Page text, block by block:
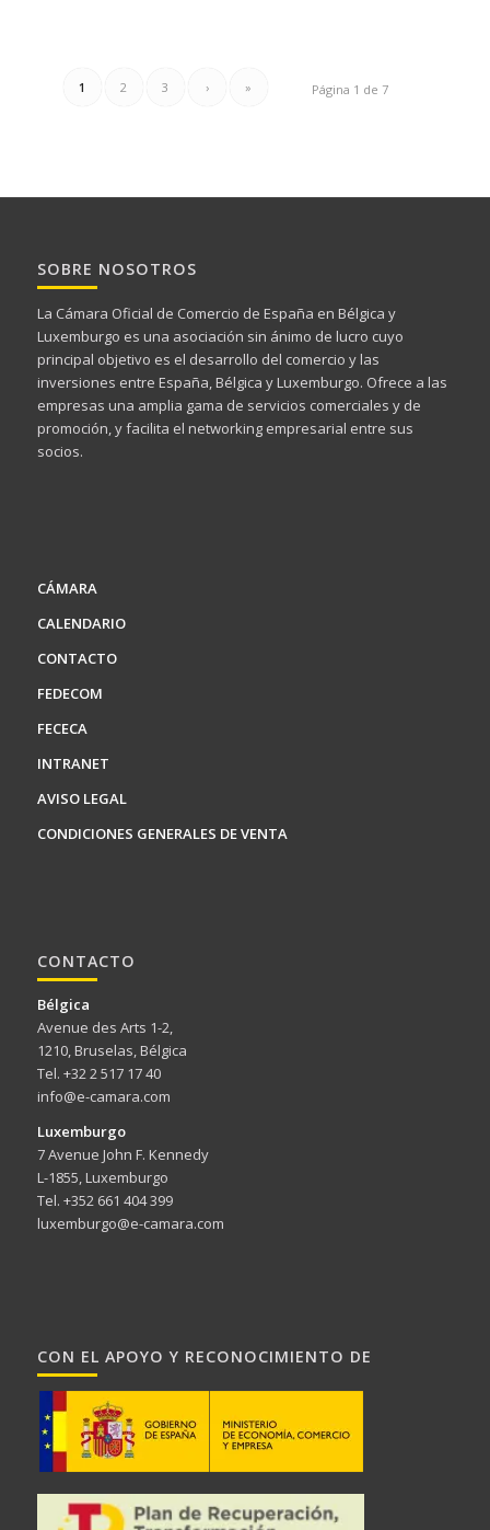
Página 1 de 7
1 2 3 › »
SOBRE NOSOTROS
La Cámara Oficial de Comercio de España en Bélgica y
Luxemburgo es una asociación sin ánimo de lucro cuyo
principal objetivo es el desarrollo del comercio y las
inversiones entre España, Bélgica y Luxemburgo. Ofrece a las
empresas una amplia gama de servicios comerciales y de
promoción, y facilita el networking empresarial entre sus
socios.
CÁMARA
CALENDARIO
CONTACTO
FEDECOM
FECECA
INTRANET
AVISO LEGAL
CONDICIONES GENERALES DE VENTA
CONTACTO
Bélgica
Avenue des Arts 1-2,
1210, Bruselas, Bélgica
Tel. +32 2 517 17 40
info@e-camara.com
Luxemburgo
7 Avenue John F. Kennedy
L-1855, Luxemburgo
Tel. +352 661 404 399
luxemburgo@e-camara.com
CON EL APOYO Y RECONOCIMIENTO DE